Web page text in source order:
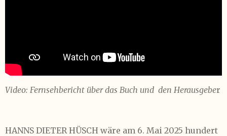
Video: Fernsehbericht über das Buch und den Herausgeber
HANNS DIETER HÜSCH wäre am 6. Mai 2025 hundert